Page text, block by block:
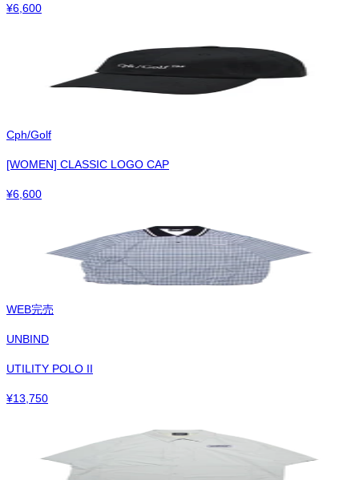
¥6,600
Cph/Golf
[WOMEN] CLASSIC LOGO CAP
¥6,600
WEB完売
UNBIND
UTILITY POLO II
¥13,750